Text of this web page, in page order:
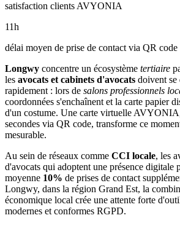
satisfaction clients AVYONIA
11h
délai moyen de prise de contact via QR code
Longwy concentre un écosystème tertiaire
les avocats et cabinets d'avocats doivent se
rapidement : lors de salons professionnels
coordonnées s'enchaînent et la carte papier
d'un costume. Une carte virtuelle
secondes via QR code, transforme ce
mesurable.
Au sein de réseaux comme CCI locale, les
d'avocats qui adoptent une présence digitale
moyenne 10% de prises de contact
Longwy, dans la région Grand Est, la
économique local crée une attente forte
modernes et conformes RGPD.